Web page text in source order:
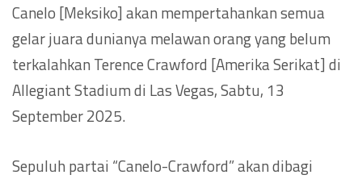
Canelo [Meksiko] akan mempertahankan semua
gelar juara dunianya melawan orang yang belum
terkalahkan Terence Crawford [Amerika Serikat] di
Allegiant Stadium di Las Vegas, Sabtu, 13
September 2025.
Sepuluh partai “Canelo-Crawford” akan dibagi